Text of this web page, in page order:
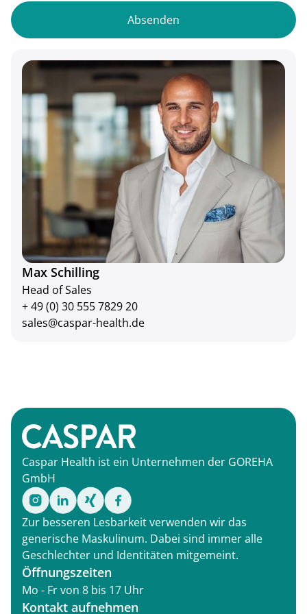
Max Schilling
Head of Sales
+ 49 (0) 30 555 7829 20
sales@caspar-health.de
Caspar Health ist ein Unternehmen der GOREHA
GmbH
Zur besseren Lesbarkeit verwenden wir das
generische Maskulinum. Dabei sind immer alle
Geschlechter und Identitäten mitgemeint.
Öffnungszeiten
Mo - Fr von 8 bis 17 Uhr
Kontakt aufnehmen